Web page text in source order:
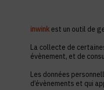
inwink est un outil de
La collecte de
évènement, et de
Les données
d’évènements et qui